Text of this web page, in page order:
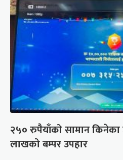
२५० रुपैयाँको सामान
लाखको बम्पर उपहार